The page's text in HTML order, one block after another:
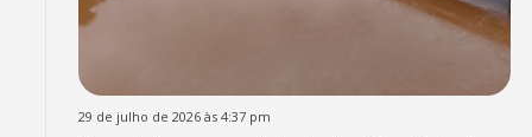
29 de julho de 2026 às 4:37 pm